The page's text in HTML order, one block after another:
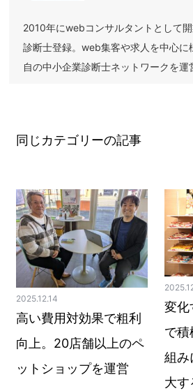
2010年にwebコンサルタントとして
診断士登録。web集客や求人を中心に
自の中小企業診断士ネットワークを運
同じカテゴリーの記事
2025.12.14
高い費用対効果で粗利
向上。20店舗以上のペ
ットショップを運営
変化
で積
組み
大